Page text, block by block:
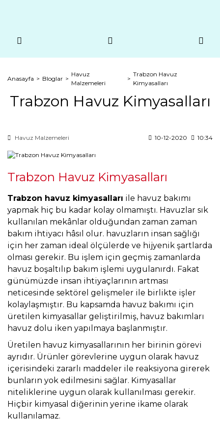
Anasayfa Bloglar
Havuz
Malzemeleri
Trabzon Havuz
Kimyasalları
Trabzon Havuz Kimyasalları
Havuz Malzemeleri 10-12-2020 10:34
Trabzon Havuz Kimyasalları
Trabzon havuz kimyasalları ile havuz bakımı
yapmak hiç bu kadar kolay olmamıştı. Havuzlar sık
kullanılan mekânlar olduğundan zaman zaman
bakım ihtiyacı hâsıl olur. havuzların insan sağlığı
için her zaman ideal ölçülerde ve hijyenik şartlarda
olması gerekir. Bu işlem için geçmiş zamanlarda
havuz boşaltılıp bakım işlemi uygulanırdı. Fakat
günümüzde insan ihtiyaçlarının artması
neticesinde sektörel gelişmeler ile birlikte işler
kolaylaşmıştır. Bu kapsamda havuz bakımı için
üretilen kimyasallar geliştirilmiş, havuz bakımları
havuz dolu iken yapılmaya başlanmıştır.
Üretilen havuz kimyasallarının her birinin görevi
ayrıdır. Ürünler görevlerine uygun olarak havuz
içerisindeki zararlı maddeler ile reaksiyona girerek
bunların yok edilmesini sağlar. Kimyasallar
niteliklerine uygun olarak kullanılması gerekir.
Hiçbir kimyasal diğerinin yerine ikame olarak
kullanılamaz.